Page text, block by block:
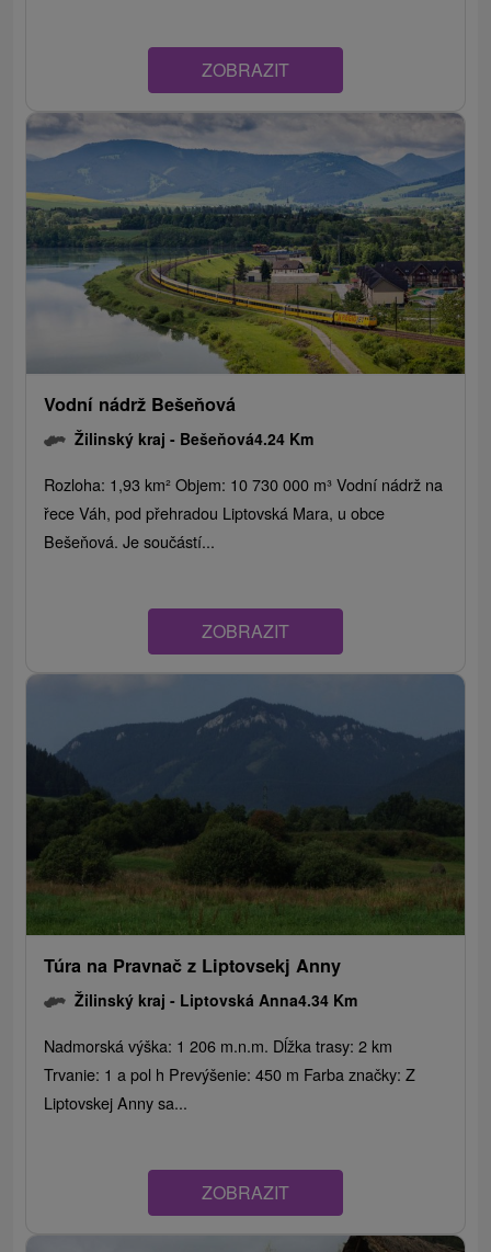
ZOBRAZIT
Vodní nádrž Bešeňová
Žilinský kraj - Bešeňová4.24 Km
Rozloha: 1,93 km² Objem: 10 730 000 m³ Vodní nádrž na
řece Váh, pod přehradou Liptovská Mara, u obce
Bešeňová. Je součástí...
ZOBRAZIT
Túra na Pravnač z Liptovsekj Anny
Žilinský kraj - Liptovská Anna4.34 Km
Nadmorská výška: 1 206 m.n.m. Dĺžka trasy: 2 km
Trvanie: 1 a pol h Prevýšenie: 450 m Farba značky: Z
Liptovskej Anny sa...
ZOBRAZIT